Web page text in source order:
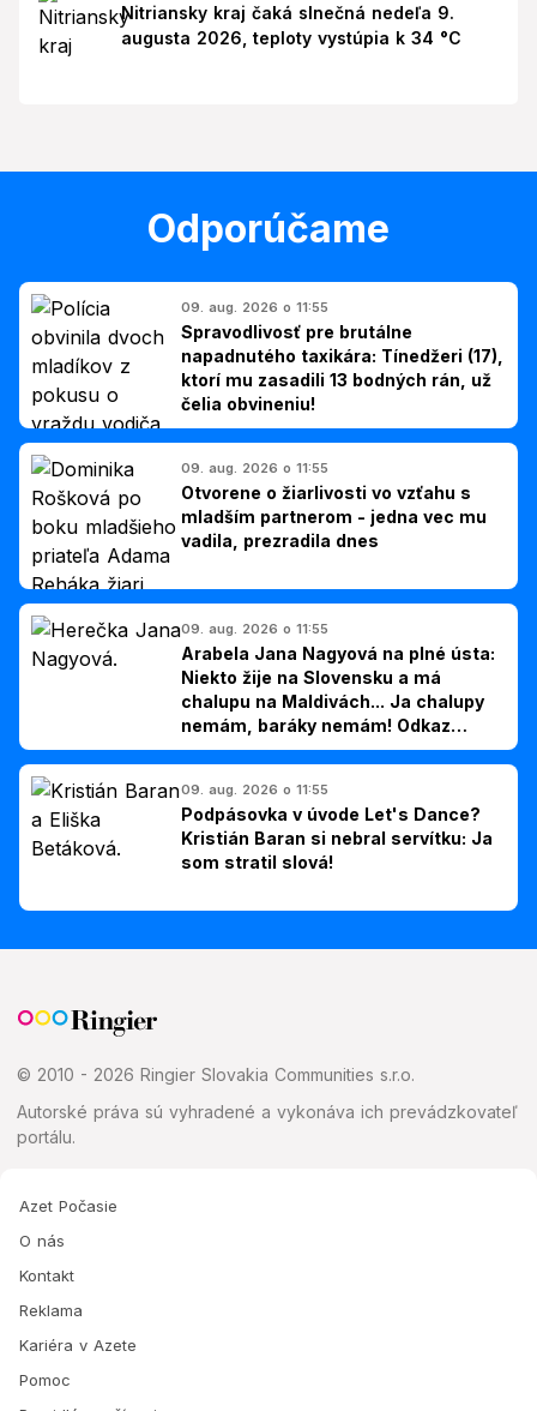
Nitriansky kraj čaká slnečná nedeľa 9.
augusta 2026, teploty vystúpia k 34 °C
Odporúčame
09. aug. 2026 o 11:55
Spravodlivosť pre brutálne
napadnutého taxikára: Tínedžeri (17),
ktorí mu zasadili 13 bodných rán, už
čelia obvineniu!
09. aug. 2026 o 11:55
Otvorene o žiarlivosti vo vzťahu s
mladším partnerom - jedna vec mu
vadila, prezradila dnes
09. aug. 2026 o 11:55
Arabela Jana Nagyová na plné ústa:
Niekto žije na Slovensku a má
chalupu na Maldivách... Ja chalupy
nemám, baráky nemám! Odkaz
Slovákom
09. aug. 2026 o 11:55
Podpásovka v úvode Let's Dance?
Kristián Baran si nebral servítku: Ja
som stratil slová!
© 2010 - 2026 Ringier Slovakia Communities s.r.o.
Autorské práva sú vyhradené a vykonáva ich prevádzkovateľ
portálu.
Azet Počasie
O nás
Kontakt
Reklama
Kariéra v Azete
Pomoc